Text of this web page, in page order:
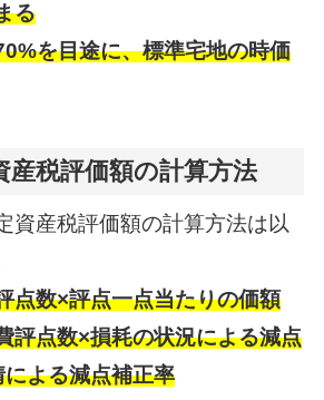
る
を目途に、標準宅地の時価
産税評価額の計算方法
資産税評価額の計算方法は以
点数×評点一点当たりの価額
評点数×損耗の状況による減点
よる減点補正率